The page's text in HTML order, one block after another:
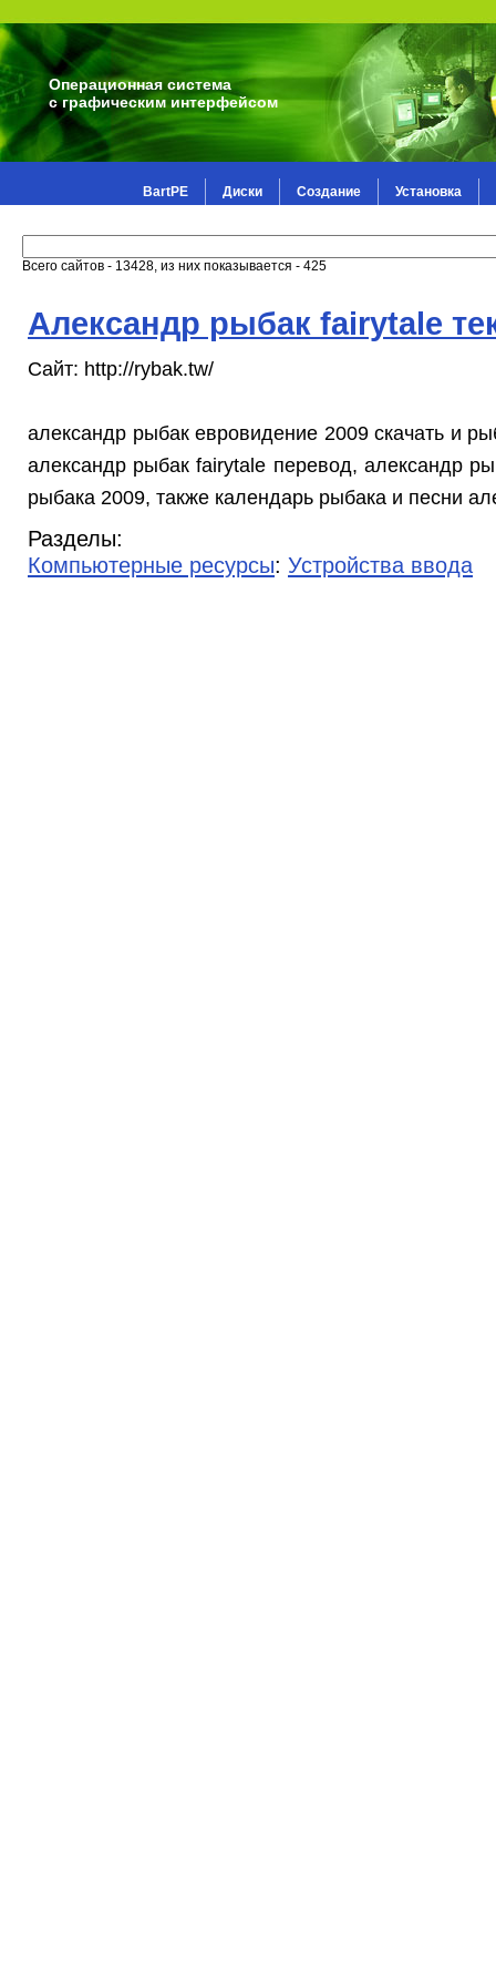
Операционная система
с графическим интерфейсом
BartPE Диски Создание Установка
Всего сайтов - 13428, из них показывается - 425
Александр рыбак fairytale
Сайт: http://rybak.tw/
александр рыбак евровидение 2009 скачать и
александр рыбак fairytale перевод, александр
рыбака 2009, также календарь рыбака и песни
Разделы:
Компьютерные ресурсы: Устройства ввода